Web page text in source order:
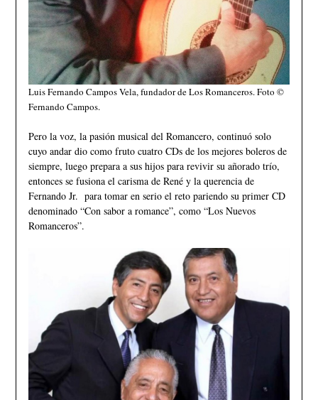
Luis Fernando Campos Vela, fundador de Los Romanceros. Foto ©
Fernando Campos.
Pero la voz, la pasión musical del Romancero, continuó solo
cuyo andar dio como fruto cuatro CDs de los mejores boleros de
siempre, luego prepara a sus hijos para revivir su añorado trío,
entonces se fusiona el carisma de René y la querencia de
Fernando Jr. para tomar en serio el reto pariendo su primer CD
denominado “Con sabor a romance”, como “Los Nuevos
Romanceros”.